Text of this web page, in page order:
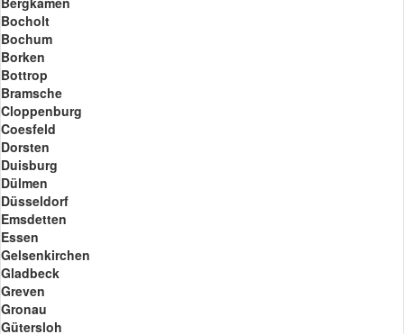
Bocholt
Bochum
Borken
Bottrop
Bramsche
Cloppenburg
Coesfeld
Dorsten
Duisburg
Dülmen
Düsseldorf
Emsdetten
Essen
Gelsenkirchen
Gladbeck
Greven
Gronau
Gütersloh